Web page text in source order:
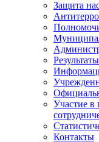
Защита
Участие в
Контакты